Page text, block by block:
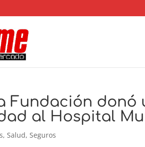
Fundación donó
al Hospital
,Salud,Seguros